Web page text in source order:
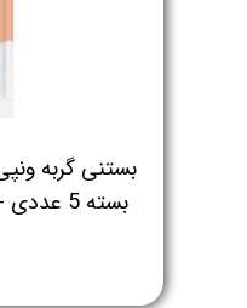
بستنی گربه